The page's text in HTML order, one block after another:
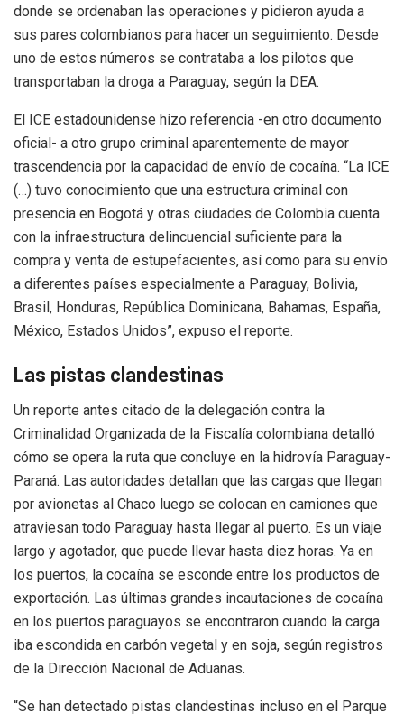
donde se ordenaban las operaciones y pidieron ayuda a
sus pares colombianos para hacer un seguimiento. Desde
uno de estos números se contrataba a los pilotos que
transportaban la droga a Paraguay, según la DEA.
El ICE estadounidense hizo referencia -en otro documento
oficial- a otro grupo criminal aparentemente de mayor
trascendencia por la capacidad de envío de cocaína. “La ICE
(…) tuvo conocimiento que una estructura criminal con
presencia en Bogotá y otras ciudades de Colombia cuenta
con la infraestructura delincuencial suficiente para la
compra y venta de estupefacientes, así como para su envío
a diferentes países especialmente a Paraguay, Bolivia,
Brasil, Honduras, República Dominicana, Bahamas, España,
México, Estados Unidos”, expuso el reporte.
Las pistas clandestinas
Un reporte antes citado de la delegación contra la
Criminalidad Organizada de la Fiscalía colombiana detalló
cómo se opera la ruta que concluye en la hidrovía Paraguay-
Paraná. Las autoridades detallan que las cargas que llegan
por avionetas al Chaco luego se colocan en camiones que
atraviesan todo Paraguay hasta llegar al puerto. Es un viaje
largo y agotador, que puede llevar hasta diez horas. Ya en
los puertos, la cocaína se esconde entre los productos de
exportación. Las últimas grandes incautaciones de cocaína
en los puertos paraguayos se encontraron cuando la carga
iba escondida en carbón vegetal y en soja, según registros
de la Dirección Nacional de Aduanas.
“Se han detectado pistas clandestinas incluso en el Parque